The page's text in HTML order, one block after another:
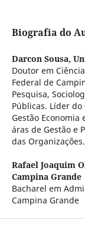
Biografia do
Darcon Sousa,
Doutor em
Federal de
Pesquisa,
Públicas. Líder
Gestão Economia
áras de Gestão e
das Organizações.
Rafael Joaquim
Campina Grande
Bacharel em
Campina Grande